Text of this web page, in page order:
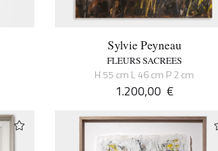
Sylvie Peyneau
FLEURS SACREES
H 55 cm L 46 cm P 2 cm
1.200,00 €